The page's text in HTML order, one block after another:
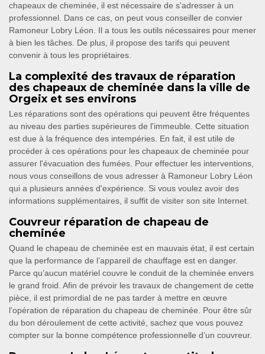
chapeaux de cheminée, il est nécessaire de s'adresser à un
professionnel. Dans ce cas, on peut vous conseiller de convier
Ramoneur Lobry Léon. Il a tous les outils nécessaires pour mener
à bien les tâches. De plus, il propose des tarifs qui peuvent
convenir à tous les propriétaires.
La complexité des travaux de réparation
des chapeaux de cheminée dans la ville de
Orgeix et ses environs
Les réparations sont des opérations qui peuvent être fréquentes
au niveau des parties supérieures de l'immeuble. Cette situation
est due à la fréquence des intempéries. En fait, il est utile de
procéder à ces opérations pour les chapeaux de cheminée pour
assurer l'évacuation des fumées. Pour effectuer les interventions,
nous vous conseillons de vous adresser à Ramoneur Lobry Léon
qui a plusieurs années d'expérience. Si vous voulez avoir des
informations supplémentaires, il suffit de visiter son site Internet.
Couvreur réparation de chapeau de
cheminée
Quand le chapeau de cheminée est en mauvais état, il est certain
que la performance de l’appareil de chauffage est en danger.
Parce qu’aucun matériel couvre le conduit de la cheminée envers
le grand froid. Afin de prévoir les travaux de changement de cette
pièce, il est primordial de ne pas tarder à mettre en œuvre
l’opération de réparation du chapeau de cheminée. Pour être sûr
du bon déroulement de cette activité, sachez que vous pouvez
compter sur la bonne compétence professionnelle d’un couvreur.